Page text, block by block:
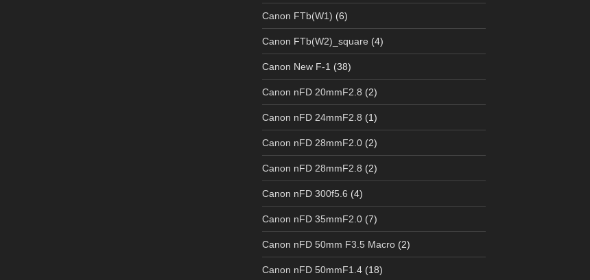
Canon FTb(W1) (6)
Canon FTb(W2)_square (4)
Canon New F-1 (38)
Canon nFD 20mmF2.8 (2)
Canon nFD 24mmF2.8 (1)
Canon nFD 28mmF2.0 (2)
Canon nFD 28mmF2.8 (2)
Canon nFD 300f5.6 (4)
Canon nFD 35mmF2.0 (7)
Canon nFD 50mm F3.5 Macro (2)
Canon nFD 50mmF1.4 (18)